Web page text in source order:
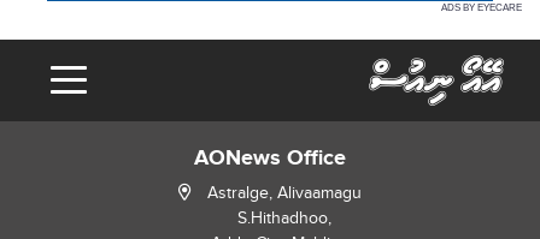
ADS BY EYECARE
AONews Office
Astralge, Alivaamagu
S.Hithadhoo,